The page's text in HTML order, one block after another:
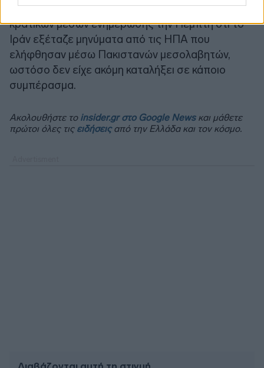
έρχεται μετά την ανακοίνωση των ιρανικών
κρατικών μέσων ενημέρωσης την Πέμπτη ότι το
Ιράν εξέταζε μηνύματα από τις ΗΠΑ που
ελήφθησαν μέσω Πακιστανών μεσολαβητών,
ωστόσο δεν είχε ακόμη καταλήξει σε κάποιο
συμπέρασμα.
Ακολουθήστε το insider.gr στο Google Newsκαι μάθετε
πρώτοι όλες τις ειδήσειςαπό την Ελλάδα και τον κόσμο.